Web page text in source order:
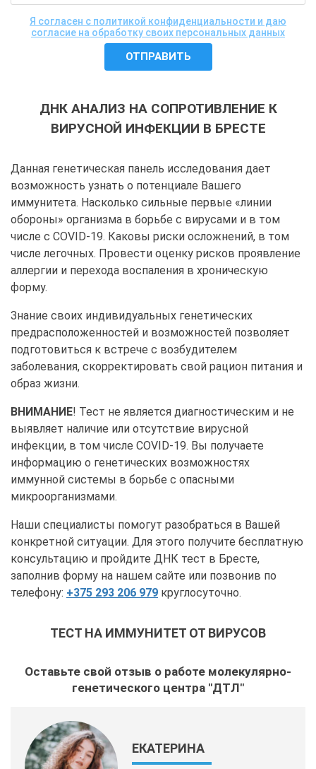
Я согласен с политикой конфиденциальности и даю
согласие на обработку своих персональных данных
ДНК АНАЛИЗ НА СОПРОТИВЛЕНИЕ К
ВИРУСНОЙ ИНФЕКЦИИ В БРЕСТЕ
Данная генетическая панель исследования дает
возможность узнать о потенциале Вашего
иммунитета. Насколько сильные первые «линии
обороны» организма в борьбе с вирусами и в том
числе с COVID-19. Каковы риски осложнений, в том
числе легочных. Провести оценку рисков проявление
аллергии и перехода воспаления в хроническую
форму.
Знание своих индивидуальных генетических
предрасположенностей и возможностей позволяет
подготовиться к встрече с возбудителем
заболевания, скорректировать свой рацион питания и
образ жизни.
ВНИМАНИЕ! Тест не является диагностическим и не
выявляет наличие или отсутствие вирусной
инфекции, в том числе COVID-19. Вы получаете
информацию о генетических возможностях
иммунной системы в борьбе с опасными
микроорганизмами.
Наши специалисты помогут разобраться в Вашей
конкретной ситуации. Для этого получите бесплатную
консультацию и пройдите ДНК тест в Бресте,
заполнив форму на нашем сайте или позвонив по
телефону: +375 293 206 979 круглосуточно.
ТЕСТ НА ИММУНИТЕТ ОТ ВИРУСОВ
Оставьте свой отзыв о работе молекулярно-
генетического центра "ДТЛ"
ЕКАТЕРИНА